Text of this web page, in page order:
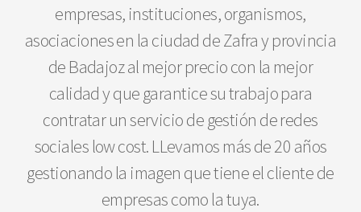
empresas, instituciones, organismos,
asociaciones en la ciudad de Zafra y provincia
de Badajoz al mejor precio con la mejor
calidad y que garantice su trabajo para
contratar un servicio de gestión de redes
sociales low cost. LLevamos más de 20 años
gestionando la imagen que tiene el cliente de
empresas como la tuya.